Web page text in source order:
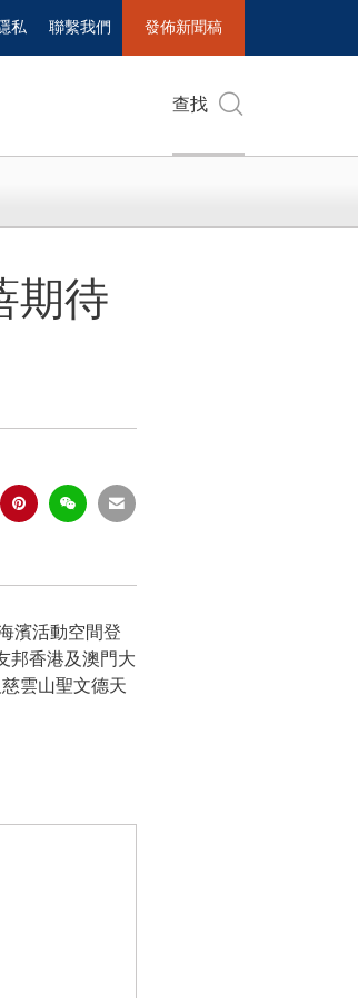
私 聯繫我們 發佈新聞稿
查找
期待
濱活動空間登
邦香港及澳門大
雲山聖文德天